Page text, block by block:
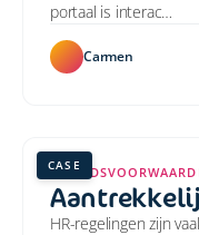
portaal is interac…
Carmen
CASE
HR-regelingen zijn